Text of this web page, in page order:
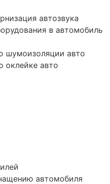
автозвука
в автомобиль
шумоизоляции авто
оклейке авто
автомобиля